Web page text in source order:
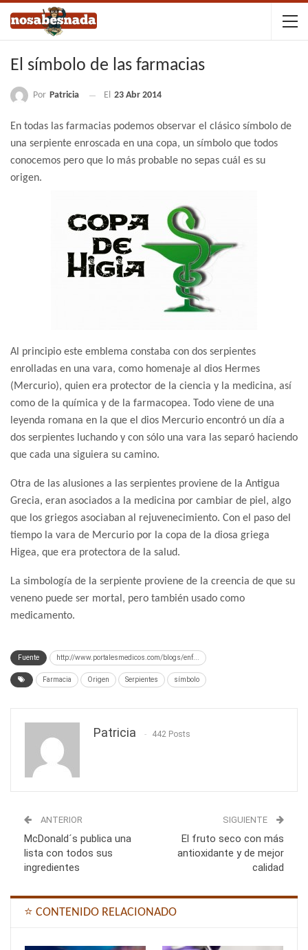
El símbolo de las farmacias
Por Patricia El 23 Abr 2014
En todas las farmacias podemos observar el clásico símbolo de
una serpiente enroscada en una copa, un símbolo que todos
conocemos pero que lo más probable no sepas cuál es su
origen.
Al principio este emblema constaba con dos serpientes
enrolladas en una vara, como homenaje al dios Hermes
(Mercurio), quien era protector de la ciencia y la medicina, así
como de la química y de la farmacopea. Todo viene de una
leyenda romana en la que el dios Mercurio encontró un día a
dos serpientes luchando y con sólo una vara las separó haciendo
que cada una siguiera su camino.
Otra de las alusiones a las serpientes proviene de la Antigua
Grecia, eran asociados a la medicina por cambiar de piel, algo
que los griegos asociaban al rejuvenecimiento. Con el paso del
tiempo la vara de Mercurio por la copa de la diosa griega
Higea, que era protectora de la salud.
La simbología de la serpiente proviene de la creencia de que su
veneno puede ser mortal, pero también usado como
medicamento.
Fuente http://www.portalesmedicos.com/blogs/enf...
Farmacia Origen Serpientes símbolo
Patricia 442 Posts
ANTERIOR
McDonald´s publica una
lista con todos sus
ingredientes
SIGUIENTE
El fruto seco con más
antioxidante y de mejor
calidad
⭐ CONTENIDO RELACIONADO